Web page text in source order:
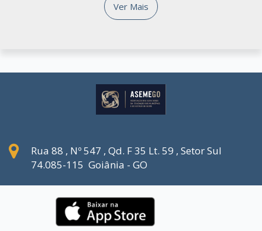
Ver Mais
Rua 88 , Nº 547 , Qd. F 35 Lt. 59 , Setor Sul
74.085-115 Goiânia - GO